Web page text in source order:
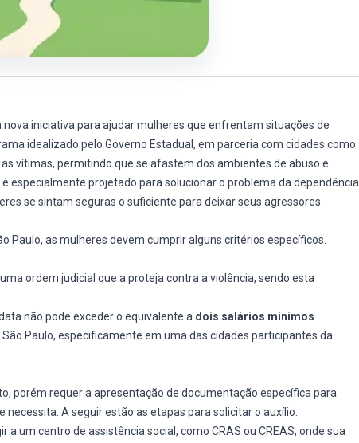
iniciativa para ajudar mulheres que enfrentam situações de
idealizado pelo Governo Estadual, em parceria com cidades como
vítimas, permitindo que se afastem dos ambientes de abuso e
especialmente projetado para solucionar o problema da dependência
se sintam seguras o suficiente para deixar seus agressores.
Paulo, as mulheres devem cumprir alguns critérios específicos.
ordem judicial que a proteja contra a violência, sendo esta
não pode exceder o equivalente a dois salários mínimos
Paulo, especificamente em uma das cidades participantes da
porém requer a apresentação de documentação específica para
A seguir estão as etapas para solicitar o auxílio:
a um centro de assistência social, como CRAS ou CREAS, onde sua